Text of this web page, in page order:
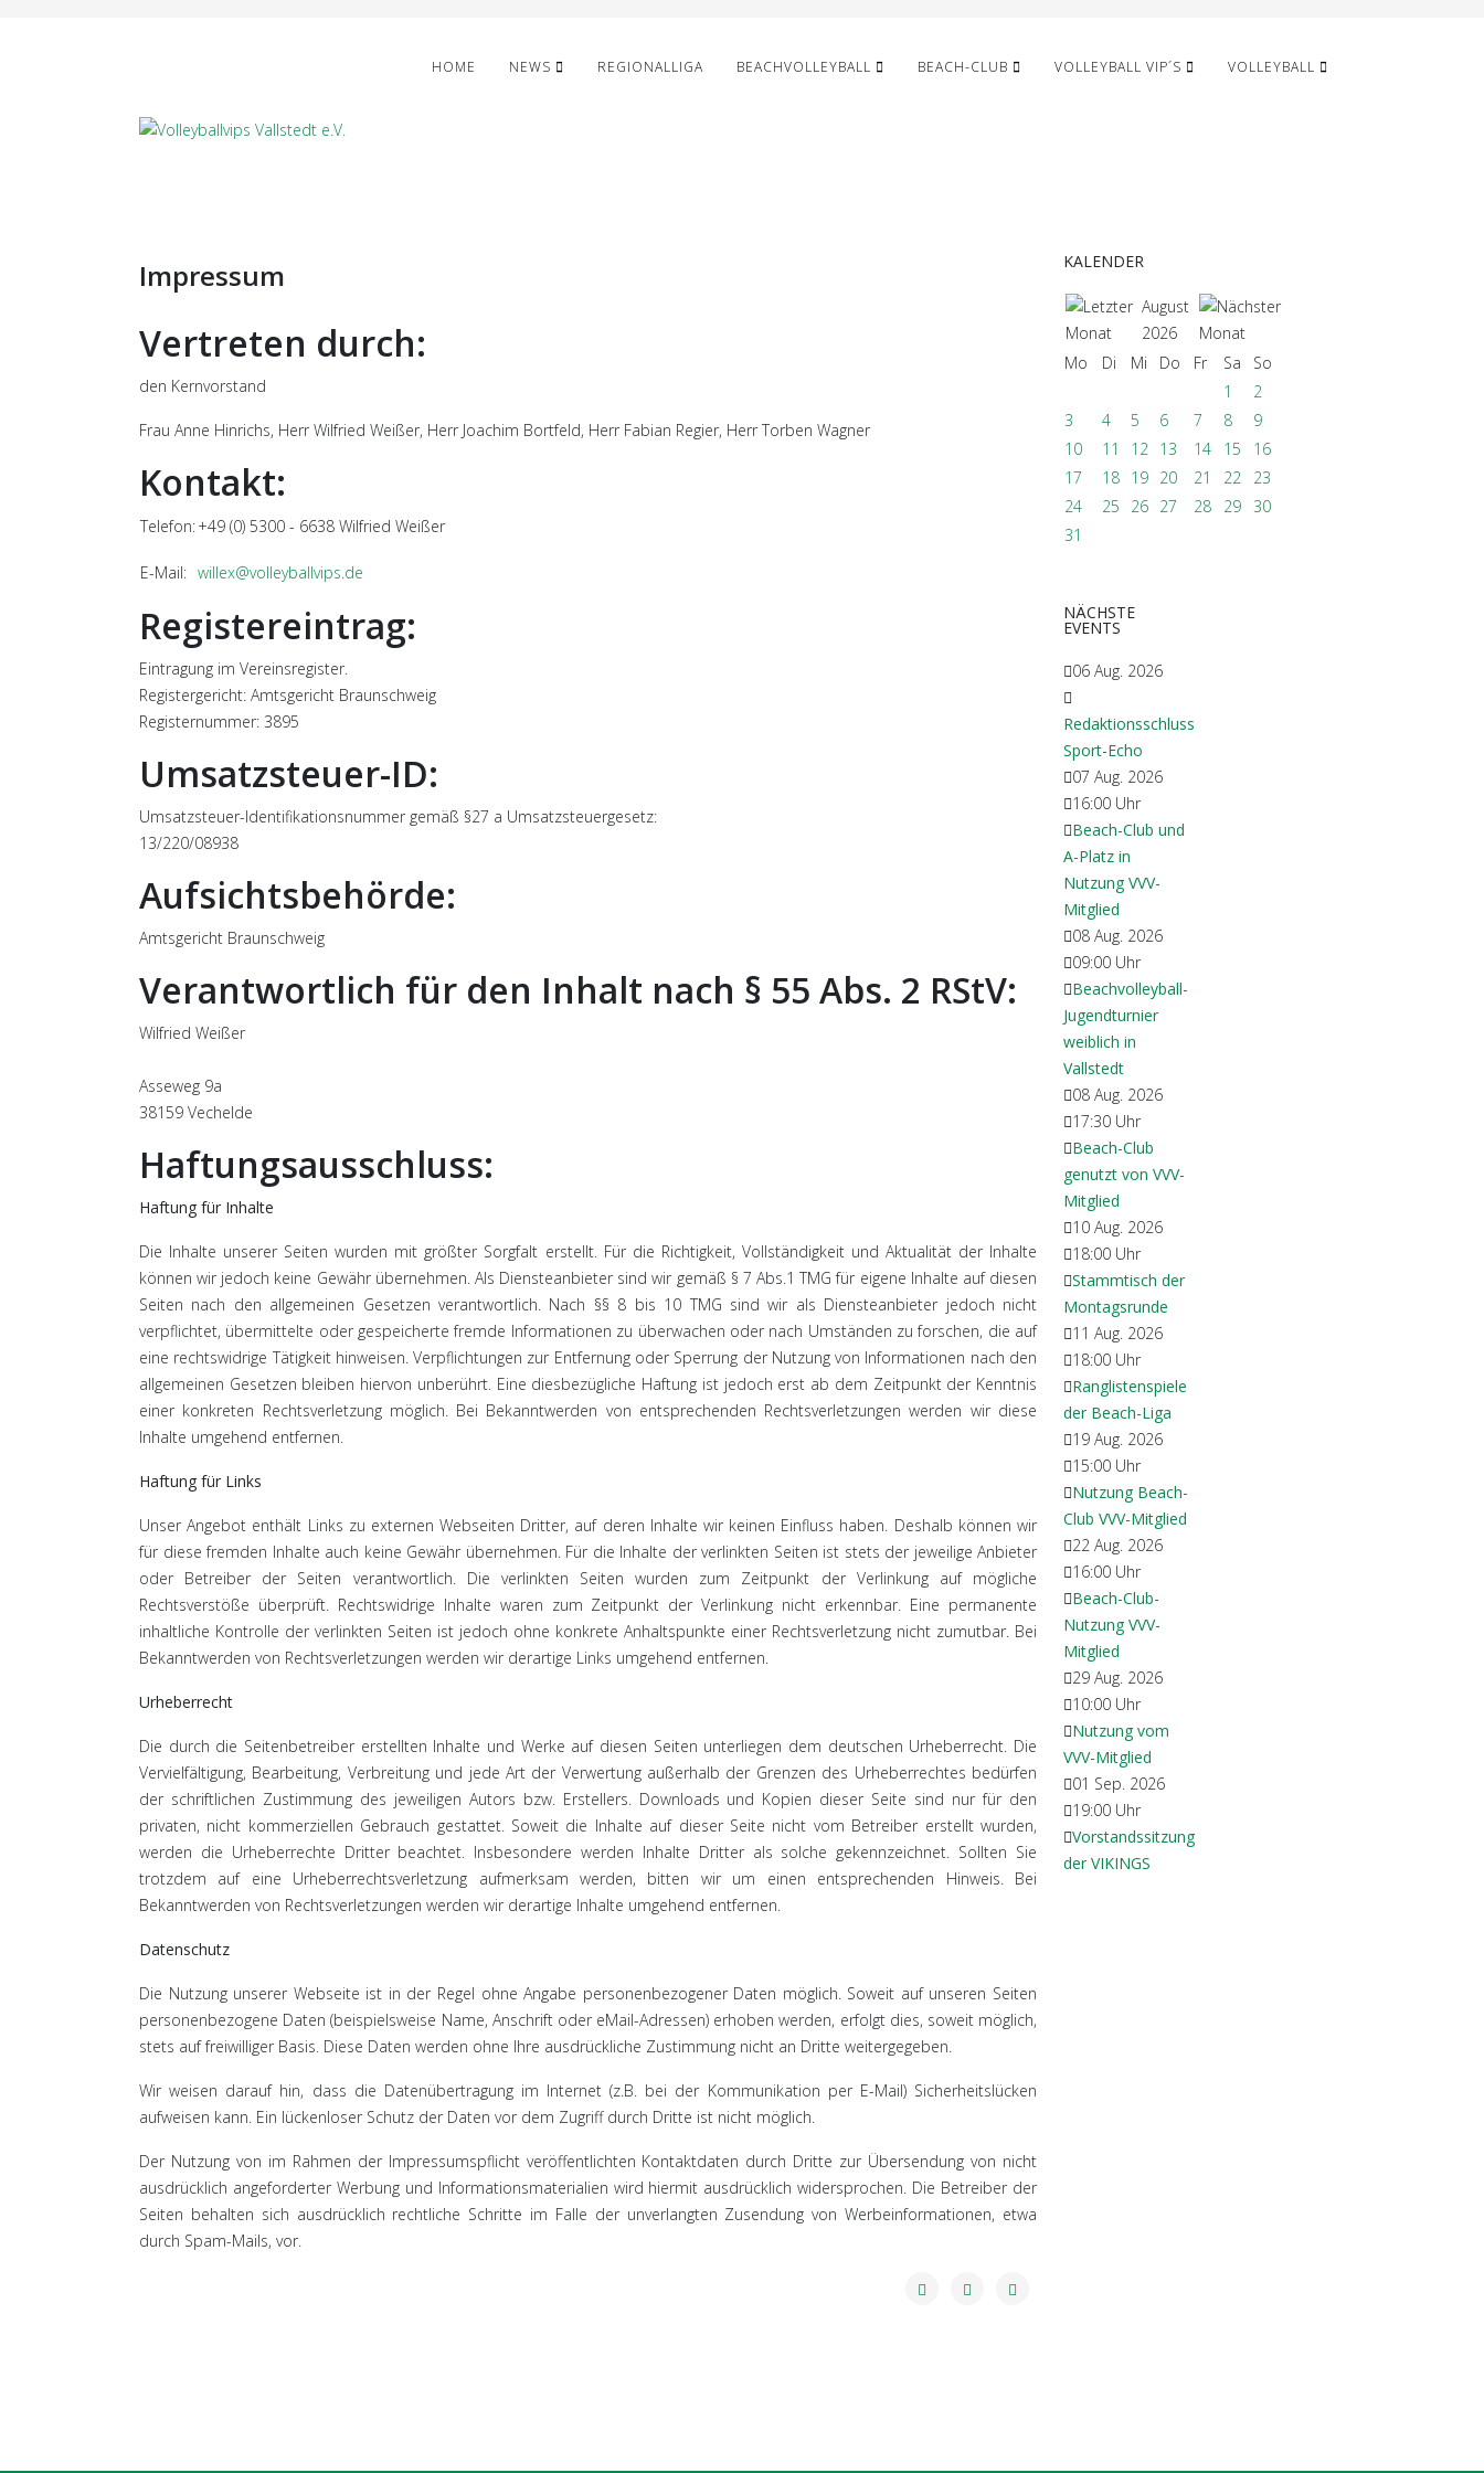
HOME NEWS REGIONALLIGA BEACHVOLLEYBALL BEACH-CLUB VOLLEYBALL VIP´S VOLLEYBALL
Impressum
Vertreten durch:
den Kernvorstand
Frau Anne Hinrichs, Herr Wilfried Weißer, Herr Joachim Bortfeld, Herr Fabian Regier, Herr Torben Wagner
Kontakt:
Telefon:+49 (0) 5300 - 6638 Wilfried Weißer
E-Mail: willex@volleyballvips.de
Registereintrag:
Eintragung im Vereinsregister.
Registergericht: Amtsgericht Braunschweig
Registernummer: 3895
Umsatzsteuer-ID:
Umsatzsteuer-Identifikationsnummer gemäß §27 a Umsatzsteuergesetz:
13/220/08938
Aufsichtsbehörde:
Amtsgericht Braunschweig
Verantwortlich für den Inhalt nach § 55 Abs. 2 RStV:
Wilfried Weißer
Asseweg 9a
38159 Vechelde
Haftungsausschluss:
Haftung für Inhalte
Die Inhalte unserer Seiten wurden mit größter Sorgfalt erstellt. Für die Richtigkeit, Vollständigkeit und Aktualität der Inhalte
können wir jedoch keine Gewähr übernehmen. Als Diensteanbieter sind wir gemäß § 7 Abs.1 TMG für eigene Inhalte auf diesen
Seiten nach den allgemeinen Gesetzen verantwortlich. Nach §§ 8 bis 10 TMG sind wir als Diensteanbieter jedoch nicht
verpflichtet, übermittelte oder gespeicherte fremde Informationen zu überwachen oder nach Umständen zu forschen, die auf
eine rechtswidrige Tätigkeit hinweisen. Verpflichtungen zur Entfernung oder Sperrung der Nutzung von Informationen nach den
allgemeinen Gesetzen bleiben hiervon unberührt. Eine diesbezügliche Haftung ist jedoch erst ab dem Zeitpunkt der Kenntnis
einer konkreten Rechtsverletzung möglich. Bei Bekanntwerden von entsprechenden Rechtsverletzungen werden wir diese
Inhalte umgehend entfernen.
Haftung für Links
Unser Angebot enthält Links zu externen Webseiten Dritter, auf deren Inhalte wir keinen Einfluss haben. Deshalb können wir
für diese fremden Inhalte auch keine Gewähr übernehmen. Für die Inhalte der verlinkten Seiten ist stets der jeweilige Anbieter
oder Betreiber der Seiten verantwortlich. Die verlinkten Seiten wurden zum Zeitpunkt der Verlinkung auf mögliche
Rechtsverstöße überprüft. Rechtswidrige Inhalte waren zum Zeitpunkt der Verlinkung nicht erkennbar. Eine permanente
inhaltliche Kontrolle der verlinkten Seiten ist jedoch ohne konkrete Anhaltspunkte einer Rechtsverletzung nicht zumutbar. Bei
Bekanntwerden von Rechtsverletzungen werden wir derartige Links umgehend entfernen.
Urheberrecht
Die durch die Seitenbetreiber erstellten Inhalte und Werke auf diesen Seiten unterliegen dem deutschen Urheberrecht. Die
Vervielfältigung, Bearbeitung, Verbreitung und jede Art der Verwertung außerhalb der Grenzen des Urheberrechtes bedürfen
der schriftlichen Zustimmung des jeweiligen Autors bzw. Erstellers. Downloads und Kopien dieser Seite sind nur für den
privaten, nicht kommerziellen Gebrauch gestattet. Soweit die Inhalte auf dieser Seite nicht vom Betreiber erstellt wurden,
werden die Urheberrechte Dritter beachtet. Insbesondere werden Inhalte Dritter als solche gekennzeichnet. Sollten Sie
trotzdem auf eine Urheberrechtsverletzung aufmerksam werden, bitten wir um einen entsprechenden Hinweis. Bei
Bekanntwerden von Rechtsverletzungen werden wir derartige Inhalte umgehend entfernen.
Datenschutz
Die Nutzung unserer Webseite ist in der Regel ohne Angabe personenbezogener Daten möglich. Soweit auf unseren Seiten
personenbezogene Daten (beispielsweise Name, Anschrift oder eMail-Adressen) erhoben werden, erfolgt dies, soweit möglich,
stets auf freiwilliger Basis. Diese Daten werden ohne Ihre ausdrückliche Zustimmung nicht an Dritte weitergegeben.
Wir weisen darauf hin, dass die Datenübertragung im Internet (z.B. bei der Kommunikation per E-Mail) Sicherheitslücken
aufweisen kann. Ein lückenloser Schutz der Daten vor dem Zugriff durch Dritte ist nicht möglich.
Der Nutzung von im Rahmen der Impressumspflicht veröffentlichten Kontaktdaten durch Dritte zur Übersendung von nicht
ausdrücklich angeforderter Werbung und Informationsmaterialien wird hiermit ausdrücklich widersprochen. Die Betreiber der
Seiten behalten sich ausdrücklich rechtliche Schritte im Falle der unverlangten Zusendung von Werbeinformationen, etwa
durch Spam-Mails, vor.
KALENDER
August
2026
Mo
Di Mi Do Fr Sa
So
1
2
3
4 5 6 7 8
9
10
11 12 13 14 15
16
17
18 19 20 21 22
23
24
25 26 27 28 29
30
31
NÄCHSTE
EVENTS
06 Aug. 2026
Redaktionsschluss
Sport-Echo
07 Aug. 2026
16:00 Uhr
Beach-Club und
A-Platz in
Nutzung VVV-
Mitglied
08 Aug. 2026
09:00 Uhr
Beachvolleyball-
Jugendturnier
weiblich in
Vallstedt
08 Aug. 2026
17:30 Uhr
Beach-Club
genutzt von VVV-
Mitglied
10 Aug. 2026
18:00 Uhr
Stammtisch der
Montagsrunde
11 Aug. 2026
18:00 Uhr
Ranglistenspiele
der Beach-Liga
19 Aug. 2026
15:00 Uhr
Nutzung Beach-
Club VVV-Mitglied
22 Aug. 2026
16:00 Uhr
Beach-Club-
Nutzung VVV-
Mitglied
29 Aug. 2026
10:00 Uhr
Nutzung vom
VVV-Mitglied
01 Sep. 2026
19:00 Uhr
Vorstandssitzung
der VIKINGS